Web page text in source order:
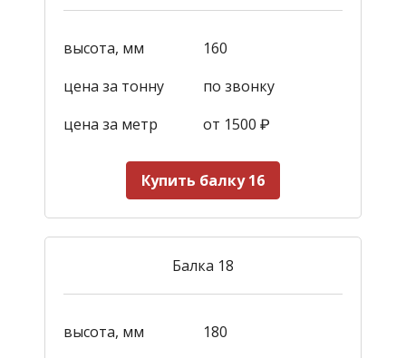
высота, мм
160
цена за тонну
по звонку
цена за метр
от 1500 ₽
Купить балку 16
Балка 18
высота, мм
180